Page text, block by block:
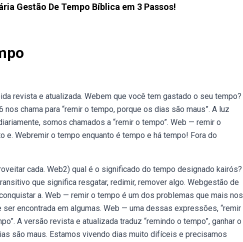
Gestão De Tempo Bíblica em 3 Passos!
revista e atualizada. Webem que você tem gastado o seu tempo?
chama para “remir o tempo, porque os dias são maus”. A luz
somos chamados a “remir o tempo”. Web — remir o
Webremir o tempo enquanto é tempo e há tempo! Fora do
cada. Web2) qual é o significado do tempo designado kairós?
que significa resgatar, redimir, remover algo. Webgestão de
a. Web — remir o tempo é um dos problemas que mais nos
encontrada em algumas. Web — uma dessas expressões, “remir
A versão revista e atualizada traduz “remindo o tempo”, ganhar o
são maus. Estamos vivendo dias muito difíceis e precisamos